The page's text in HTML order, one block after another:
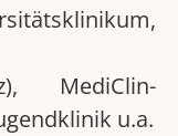
MediClin-
u.a.